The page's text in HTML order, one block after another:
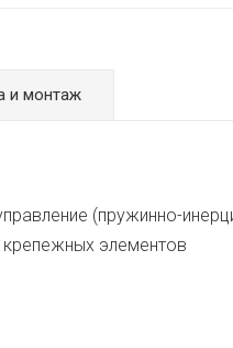
и монтаж
(пружинно-
элементов